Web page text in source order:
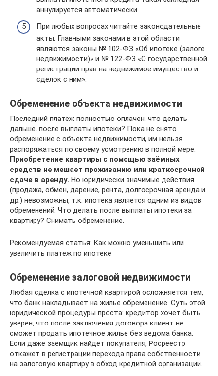
аннулируется автоматически.
При любых вопросах читайте законодательные
акты. Главными законами в этой области
являются законы № 102-ФЗ «Об ипотеке (залоге
недвижимости)» и № 122-ФЗ «О государственной
регистрации прав на недвижимое имущество и
сделок с ним».
Обременение объекта недвижимости
Последний платёж полностью оплачен, что делать
дальше, после выплаты ипотеки? Пока не снято
обременение с объекта недвижимости, им нельзя
распоряжаться по своему усмотрению в полной мере.
Приобретение квартиры с помощью заёмных
средств не мешает проживанию или краткосрочной
сдаче в аренду. Но юридически значимые действия
(продажа, обмен, дарение, рента, долгосрочная аренда и
др.) невозможны, т.к. ипотека является одним из видов
обременений. Что делать после выплаты ипотеки за
квартиру? Снимать обременение.
Рекомендуемая статья: Как можно уменьшить или
увеличить платеж по ипотеке
Обременение залоговой недвижимости
Любая сделка с ипотечной квартирой осложняется тем,
что банк накладывает на жилье обременение. Суть этой
юридической процедуры проста: кредитор хочет быть
уверен, что после заключения договора клиент не
сможет продать ипотечное жилье без ведома банка.
Если даже заемщик найдет покупателя, Росреестр
откажет в регистрации перехода права собственности
на залоговую квартиру в обход кредитной организации.